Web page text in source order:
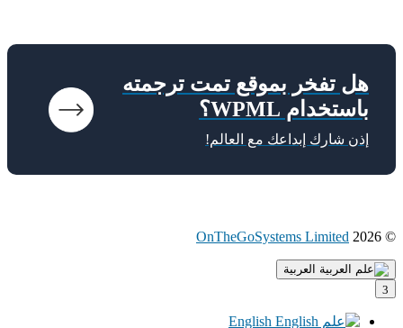
هل تفخر بموقع تمت ترجمته
باستخدام WPML؟
إذن شارك إبداعك مع العالم!
© 2026
OnTheGoSystems Limited(يفتح
العربية